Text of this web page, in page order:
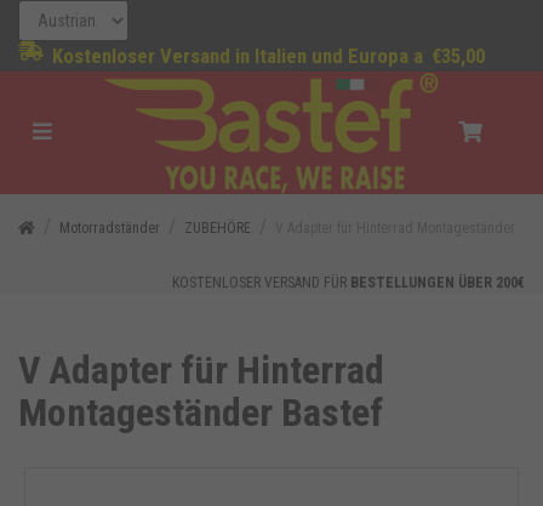
Kostenloser Versand in Italien und Europa a €35,00
Motorradständer ZUBEHÖRE
KOSTENLOSER VERSAND FÜR BESTELLUNGEN ÜBER 200€
V Adapter für Hinterrad
Montageständer Bastef